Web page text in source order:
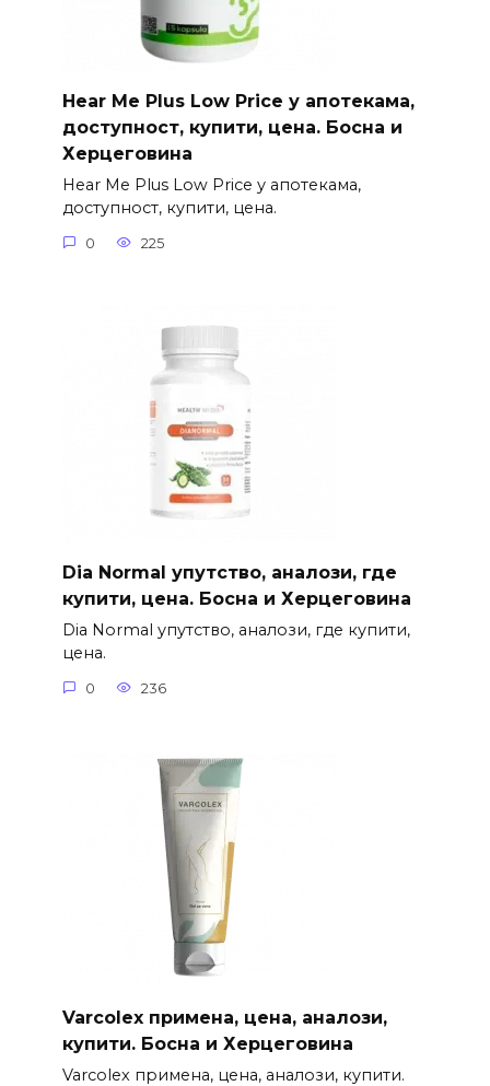
Hear Me Plus Low Price у апотекама,
доступност, купити, цена. Босна и
Херцеговина
Hear Me Plus Low Price у апотекама,
доступност, купити, цена.
0 225
Dia Normal упутство, аналози, где
купити, цена. Босна и Херцеговина
Dia Normal упутство, аналози, где купити,
цена.
0 236
Varcolex примена, цена, аналози,
купити. Босна и Херцеговина
Varcolex примена, цена, аналози, купити.